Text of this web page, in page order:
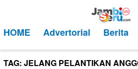
kontenMobile
HOME Advertorial Berita
TAG: JELANG PELANTIKAN